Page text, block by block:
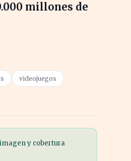
millones de
videojuegos
y cobertura